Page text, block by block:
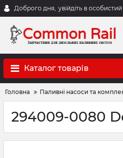
Доброго дня, увійдіть в особистий
Каталог товарів
Головна Паливні насоси та
294009-0080